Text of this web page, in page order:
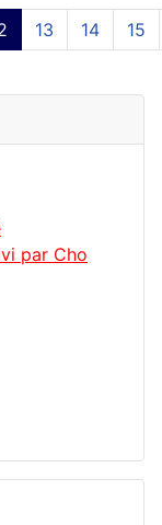
13 14 15
par Cho